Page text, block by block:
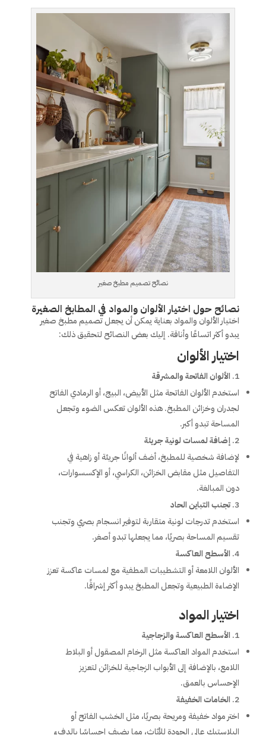
نصائح تصميم مطبخ صغير
نصائح حول اختيار الألوان والمواد في المطابخ الصغيرة
اختيار الألوان والمواد بعناية يمكن أن يجعل تصميم مطبخ صغير
يبدو أكثر اتساعًا وأناقة. إليك بعض النصائح لتحقيق ذلك:
اختيار الألوان
الألوان الفاتحة والمشرقة
استخدم الألوان الفاتحة مثل الأبيض، البيج، أو الرمادي الفاتح
لجدران وخزائن المطبخ. هذه الألوان تعكس الضوء وتجعل
المساحة تبدو أكبر.
إضافة لمسات لونية جريئة
لإضافة شخصية للمطبخ، أضف ألوانًا جريئة أو زاهية في
التفاصيل مثل مقابض الخزائن، الكراسي، أو الإكسسوارات،
دون المبالغة.
تجنب التباين الحاد
استخدم تدرجات لونية متقاربة لتوفير انسجام بصري وتجنب
تقسيم المساحة بصريًا، مما يجعلها تبدو أصغر.
الأسطح العاكسة
الألوان اللامعة أو التشطيبات المطفية مع لمسات عاكسة تعزز
الإضاءة الطبيعية وتجعل المطبخ يبدو أكثر إشراقًا.
اختيار المواد
الأسطح العاكسة والزجاجية
استخدم المواد العاكسة مثل الرخام المصقول أو البلاط
اللامع، بالإضافة إلى الأبواب الزجاجية للخزائن لتعزيز
الإحساس بالعمق.
الخامات الخفيفة
اختر مواد خفيفة ومريحة بصريًا، مثل الخشب الفاتح أو
البلاستيك عالي الجودة للأثاث، مما يضيف إحساسًا بالدفء